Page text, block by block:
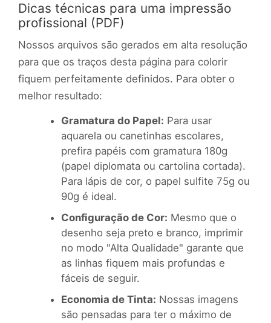
Dicas técnicas para uma impressão
profissional (PDF)
Nossos arquivos são gerados em alta resolução
para que os traços desta página para colorir
fiquem perfeitamente definidos. Para obter o
melhor resultado:
Gramatura do Papel: Para usar
aquarela ou canetinhas escolares,
prefira papéis com gramatura 180g
(papel diplomata ou cartolina cortada).
Para lápis de cor, o papel sulfite 75g ou
90g é ideal.
Configuração de Cor: Mesmo que o
desenho seja preto e branco, imprimir
no modo "Alta Qualidade" garante que
as linhas fiquem mais profundas e
fáceis de seguir.
Economia de Tinta: Nossas imagens
são pensadas para ter o máximo de